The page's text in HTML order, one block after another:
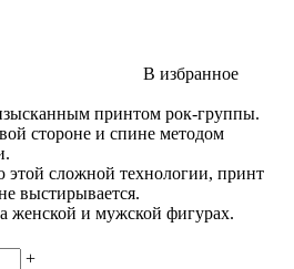
В избранное
принтом рок-группы.
стороне и спине методом
этой сложной технологии, принт
выстирывается.
женской и мужской фигурах.
+